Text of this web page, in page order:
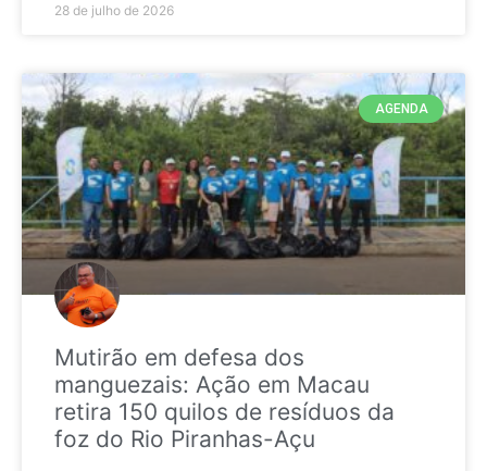
28 de julho de 2026
AGENDA
Mutirão em defesa dos
manguezais: Ação em Macau
retira 150 quilos de resíduos da
foz do Rio Piranhas-Açu